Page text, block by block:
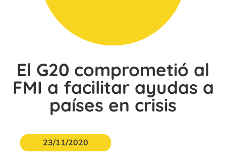
El G20 comprometió al
FMI a facilitar ayudas a
países en crisis
23/11/2020